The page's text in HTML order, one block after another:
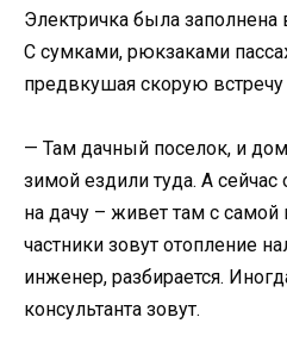
Электричка была
С сумками, рюкзаками
предвкушая скорую встречу
— Там дачный поселок, и
зимой ездили туда. А
на дачу – живет там с самой
частники зовут отопление
инженер, разбирается.
консультанта зовут.